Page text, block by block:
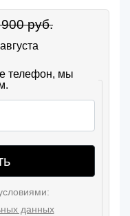
руб.
телефон, мы
данных